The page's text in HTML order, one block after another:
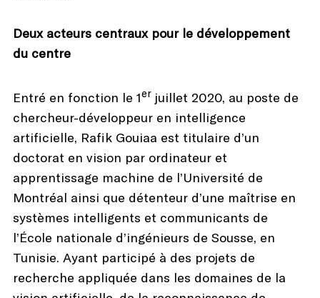
Deux acteurs centraux pour le développement
du centre
Entré en fonction le 1er juillet 2020, au poste de
chercheur-développeur en intelligence
artificielle, Rafik Gouiaa est titulaire d’un
doctorat en vision par ordinateur et
apprentissage machine de l’Université de
Montréal ainsi que détenteur d’une maîtrise en
systèmes intelligents et communicants de
l’École nationale d’ingénieurs de Sousse, en
Tunisie. Ayant participé à des projets de
recherche appliquée dans les domaines de la